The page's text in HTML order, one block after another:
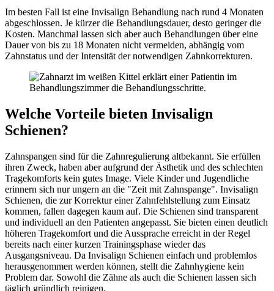
Im besten Fall ist eine Invisalign Behandlung nach rund 4 Monaten
abgeschlossen. Je kürzer die Behandlungsdauer, desto geringer die
Kosten. Manchmal lassen sich aber auch Behandlungen über eine
Dauer von bis zu 18 Monaten nicht vermeiden, abhängig vom
Zahnstatus und der Intensität der notwendigen Zahnkorrekturen.
Welche Vorteile bieten Invisalign
Schienen?
Zahnspangen sind für die Zahnregulierung altbekannt. Sie erfüllen
ihren Zweck, haben aber aufgrund der Ästhetik und des schlechten
Tragekomforts kein gutes Image. Viele Kinder und Jugendliche
erinnern sich nur ungern an die "Zeit mit Zahnspange". Invisalign
Schienen, die zur Korrektur einer Zahnfehlstellung zum Einsatz
kommen, fallen dagegen kaum auf. Die Schienen sind transparent
und individuell an den Patienten angepasst. Sie bieten einen deutlich
höheren Tragekomfort und die Aussprache erreicht in der Regel
bereits nach einer kurzen Trainingsphase wieder das
Ausgangsniveau. Da Invisalign Schienen einfach und problemlos
herausgenommen werden können, stellt die Zahnhygiene kein
Problem dar. Sowohl die Zähne als auch die Schienen lassen sich
täglich gründlich reinigen.